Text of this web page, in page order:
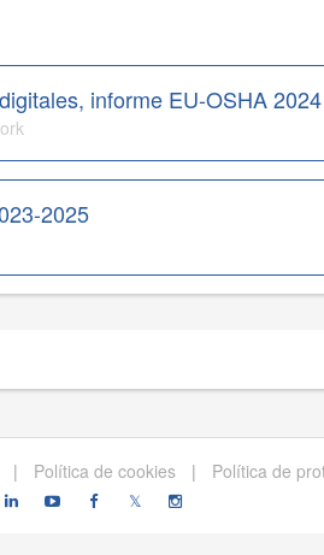
informe EU-OSHA 2024
2025
| Política de cookies | Política de
𝕏